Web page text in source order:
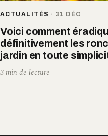
ACTUALITÉS · 31 DÉC
Voici comment
définitivement les
jardin en toute
3 min de lecture